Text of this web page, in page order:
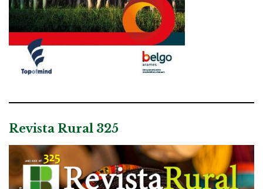
Revista Rural 325